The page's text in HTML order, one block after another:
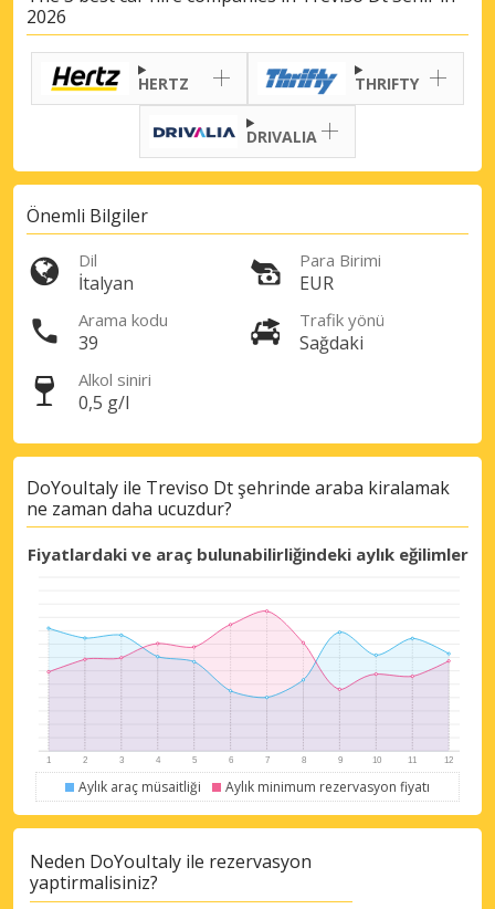
2026
HERTZ THRIFTY
DRIVALIA
Önemli Bilgiler
Dil
İtalyan
Para Birimi
EUR
Arama kodu
39
Trafik yönü
Sağdaki
Alkol siniri
0,5 g/l
DoYouItaly ile Treviso Dt şehrinde araba kiralamak
ne zaman daha ucuzdur?
Fiyatlardaki ve araç bulunabilirliğindeki aylık eğilimler
Aylık araç müsaitliği Aylık minimum rezervasyon fiyatı
Neden DoYouItaly ile rezervasyon
yaptirmalisiniz?
Büyük tasarruflar
Özel iş ortağı tekliflerine erişim sağlayın
eLink ile giriş yap